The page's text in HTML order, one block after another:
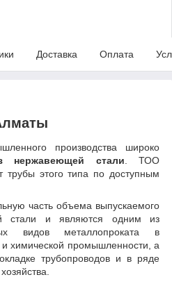
Доставка Оплата
производства широко
нержавеющей стали. ТОО
трубы этого типа по доступным
часть объема выпускаемого
стали и являются одним из
видов металлопроката в
химической промышленности, а
трубопроводов и в ряде